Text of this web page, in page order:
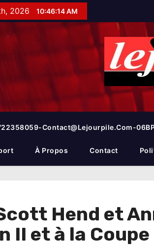
2026 10:46:16 AM
Contact@lejourpile.com-
À Propos Contact
Hend et
II et à la